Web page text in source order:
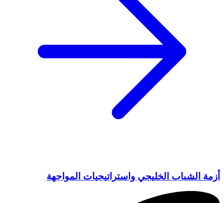
أزمة الشباب الخليجي واستراتيجيات المواجهة